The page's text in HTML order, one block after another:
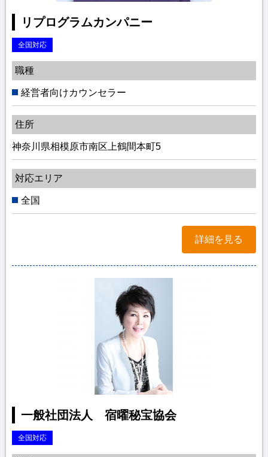
リプログラムカンパニー
全国対応
職種
経営者向けカウンセラー
住所
神奈川県相模原市南区上鶴間本町5
対応エリア
全国
詳細を見る
一般社団法人 宿曜秘宝協会
全国対応